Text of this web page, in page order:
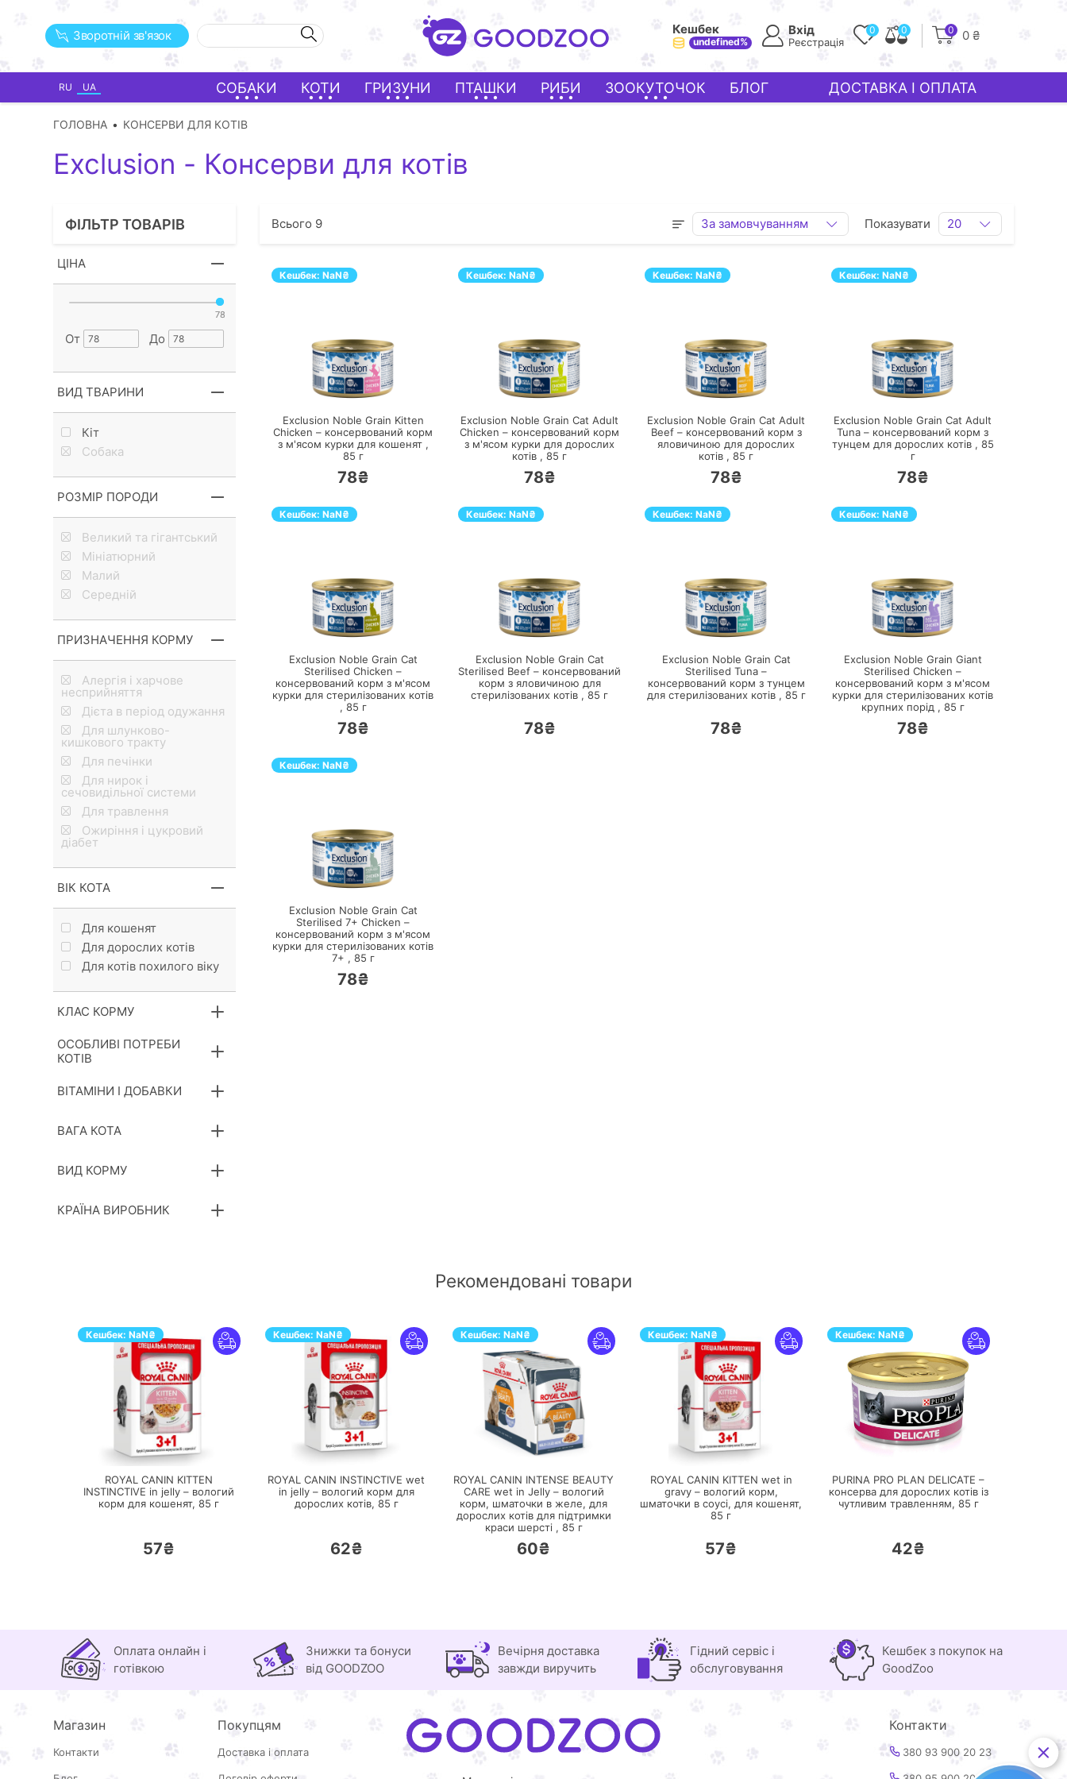
Зворотній зв'язок Кешбек
undefined%
Вхід
Реєстрація
0 0 0 0 ₴
RU UA СОБАКИ КОТИ ГРИЗУНИ ПТАШКИ РИБИ ЗООКУТОЧОК БЛОГ ДОСТАВКА І ОПЛАТА
ГОЛОВНА КОНСЕРВИ ДЛЯ КОТІВ
Exclusion - Консерви для котів
ФІЛЬТР ТОВАРІВ
ЦІНА
78
78
От До
ВИД ТВАРИНИ
Кiт
Собака
РОЗМІР ПОРОДИ
Великий та гігантський
Мініатюрний
Малий
Середній
ПРИЗНАЧЕННЯ КОРМУ
Алергія і харчове
несприйняття
Дієта в період одужання
Для шлунково-
кишкового тракту
Для печінки
Для нирок і
сечовидільної системи
Для травлення
Ожиріння і цукровий
діабет
ВІК КОТА
Для кошенят
Для дорослих котів
Для котів похилого віку
КЛАС КОРМУ
ОСОБЛИВІ ПОТРЕБИ
КОТІВ
ВІТАМІНИ І ДОБАВКИ
ВАГА КОТА
ВИД КОРМУ
КРАЇНА ВИРОБНИК
Всього 9 За замовчуванням Показувати 20
Кешбек: NaN₴
ПЕРЕЙТИ
Exclusion Noble Grain Kitten
Chicken – консервований корм
з м'ясом курки для кошенят ,
85 г
78₴
Кешбек: NaN₴
ПЕРЕЙТИ
Exclusion Noble Grain Cat Adult
Chicken – консервований корм
з м'ясом курки для дорослих
котів , 85 г
78₴
Кешбек: NaN₴
ПЕРЕЙТИ
Exclusion Noble Grain Cat Adult
Beef – консервований корм з
яловичиною для дорослих
котів , 85 г
78₴
Кешбек: NaN₴
ПЕРЕЙТИ
Exclusion Noble Grain Cat Adult
Tuna – консервований корм з
тунцем для дорослих котів , 85
г
78₴
Кешбек: NaN₴
ПЕРЕЙТИ
Exclusion Noble Grain Cat
Sterilised Chicken –
консервований корм з м'ясом
курки для стерилізованих котів
, 85 г
78₴
Кешбек: NaN₴
ПЕРЕЙТИ
Exclusion Noble Grain Cat
Sterilised Beef – консервований
корм з яловичиною для
стерилізованих котів , 85 г
78₴
Кешбек: NaN₴
ПЕРЕЙТИ
Exclusion Noble Grain Cat
Sterilised Tuna –
консервований корм з тунцем
для стерилізованих котів , 85 г
78₴
Кешбек: NaN₴
ПЕРЕЙТИ
Exclusion Noble Grain Giant
Sterilised Chicken –
консервований корм з м'ясом
курки для стерилізованих котів
крупних порід , 85 г
78₴
Кешбек: NaN₴
ПЕРЕЙТИ
Exclusion Noble Grain Cat
Sterilised 7+ Chicken –
консервований корм з м'ясом
курки для стерилізованих котів
7+ , 85 г
78₴
Рекомендовані товари
Кешбек: NaN₴
ПЕРЕЙТИ
ROYAL CANIN KITTEN
INSTINCTIVE in jelly – вологий
корм для кошенят, 85 г
57₴
Кешбек: NaN₴
ПЕРЕЙТИ
ROYAL CANIN INSTINCTIVE wet
in jelly – вологий корм для
дорослих котів, 85 г
62₴
Кешбек: NaN₴
ПЕРЕЙТИ
ROYAL CANIN INTENSE BEAUTY
CARE wet in Jelly – вологий
корм, шматочки в желе, для
дорослих котів для підтримки
краси шерсті , 85 г
60₴
Кешбек: NaN₴
ПЕРЕЙТИ
ROYAL CANIN KITTEN wet in
gravy – вологий корм,
шматочки в соусі, для кошенят,
85 г
57₴
Кешбек: NaN₴
ПЕРЕЙТИ
PURINA PRO PLAN DELICATE –
консерва для дорослих котів із
чутливим травленням, 85 г
42₴
Оплата онлайн і
готівкою
Знижки та бонуси
від GOODZOO
Вечірня доставка
завжди виручить
Гідний сервіс і
обслуговування
Кешбек з покупок на
GoodZoo
Магазин
Контакти
Покупцям
Доставка і оплата
Контакти
380 93 900 20 23